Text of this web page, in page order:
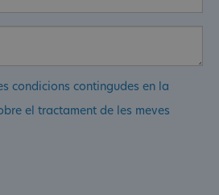
condicions contingudes en la
el tractament de les meves